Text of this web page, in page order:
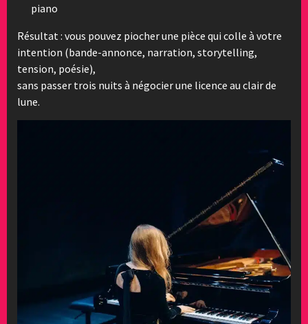
piano
Résultat : vous pouvez piocher une pièce qui colle à votre
intention (bande-annonce, narration, storytelling,
tension, poésie),
sans passer trois nuits à négocier une licence au clair de
lune.